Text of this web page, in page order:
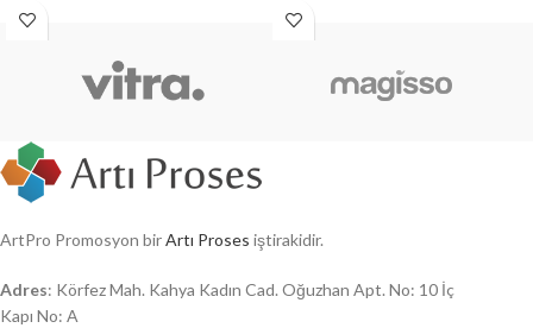
ArtPro Promosyon birArtı Proses iştirakidir.
Adres: Körfez Mah. Kahya Kadın Cad. Oğuzhan Apt. No: 10 İç
Kapı No: A